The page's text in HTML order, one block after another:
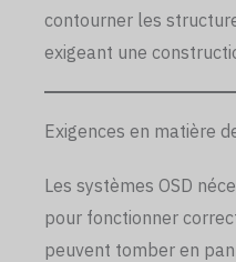
contourner les
exigeant une
Exigences en matière
Les systèmes OSD
pour fonctionner
peuvent tomber en